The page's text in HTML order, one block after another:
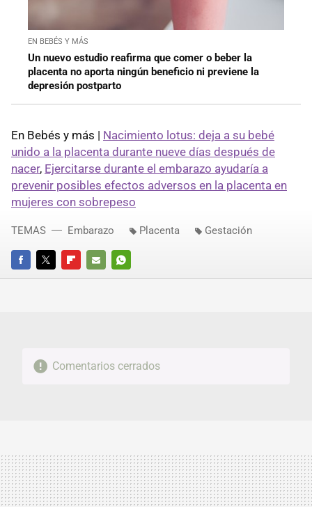
EN BEBÉS Y MÁS
Un nuevo estudio reafirma que comer o beber la
placenta no aporta ningún beneficio ni previene la
depresión postparto
En Bebés y más | Nacimiento lotus: deja a su bebé
unido a la placenta durante nueve días después de
nacer, Ejercitarse durante el embarazo ayudaría a
prevenir posibles efectos adversos en la placenta en
mujeres con sobrepeso
FACEBOOKTWITTERFLIPBOARD
E-
WHATSAPP
TEMAS Embarazo Placenta Gestación
Comentarios cerrados